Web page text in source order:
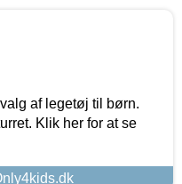
af legetøj til børn.
Klik her for at se